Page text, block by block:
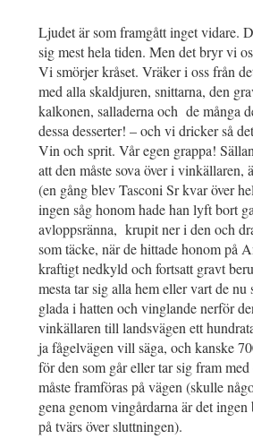
Ljudet är som framgått inget vidare.
sig mest hela tiden. Men det bryr vi
Vi smörjer kråset. Vräker i oss från
med alla skaldjuren, snittarna, den
kalkonen, salladerna och de många
dessa desserter! – och vi dricker så
Vin och sprit. Vår egen grappa!
att den måste sova över i vinkällaren,
(en gång blev Tasconi Sr kvar över
ingen såg honom hade han lyft bort
avloppsränna, krupit ner i den och
som täcke, när de hittade honom på
kraftigt nedkyld och fortsatt gravt
mesta tar sig alla hem eller vart de nu
glada i hatten och vinglande nerför
vinkällaren till landsvägen ett
ja fågelvägen vill säga, och kanske
för den som går eller tar sig fram
måste framföras på vägen (skulle
gena genom vingårdarna är det ingen
på tvärs över sluttningen).